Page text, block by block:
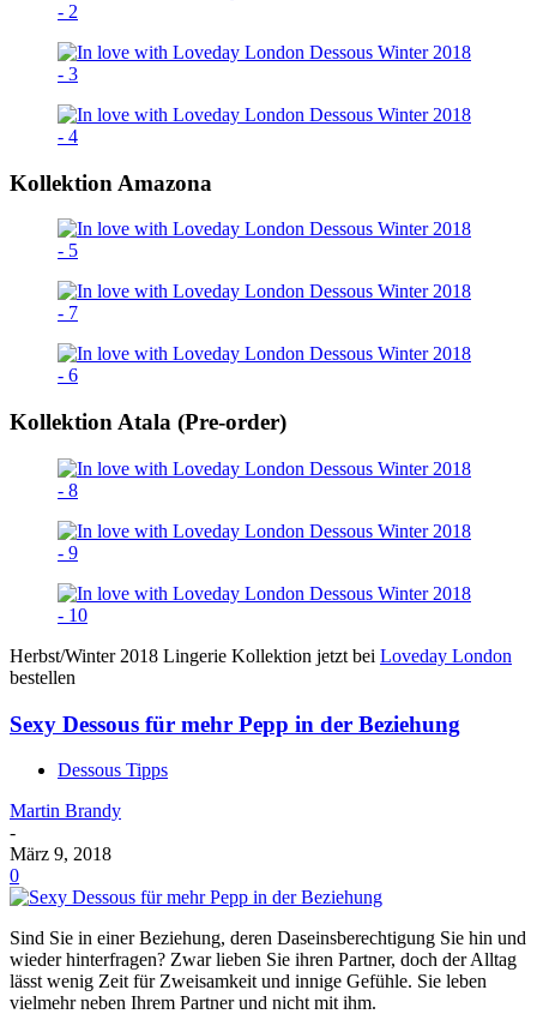
Kollektion Amazona
Kollektion Atala (Pre-order)
Herbst/Winter 2018 Lingerie Kollektion jetzt bei Loveday London
bestellen
Sexy Dessous für mehr Pepp in der Beziehung
Dessous Tipps
Martin Brandy
-
März 9, 2018
0
Sind Sie in einer Beziehung, deren Daseinsberechtigung Sie hin und
wieder hinterfragen? Zwar lieben Sie ihren Partner, doch der Alltag
lässt wenig Zeit für Zweisamkeit und innige Gefühle. Sie leben
vielmehr neben Ihrem Partner und nicht mit ihm.